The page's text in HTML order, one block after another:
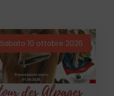
Sabato 10 ottobre 2026